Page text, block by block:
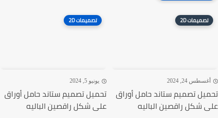
تصميمات 2D
24, 2024
تصميم ستاند حامل أوراق
شكل راقصين الباليه
تصميمات 2D
يونيو 5, 2024
تحميل تصميم ستاند حامل أوراق
على شكل راقصين الباليه